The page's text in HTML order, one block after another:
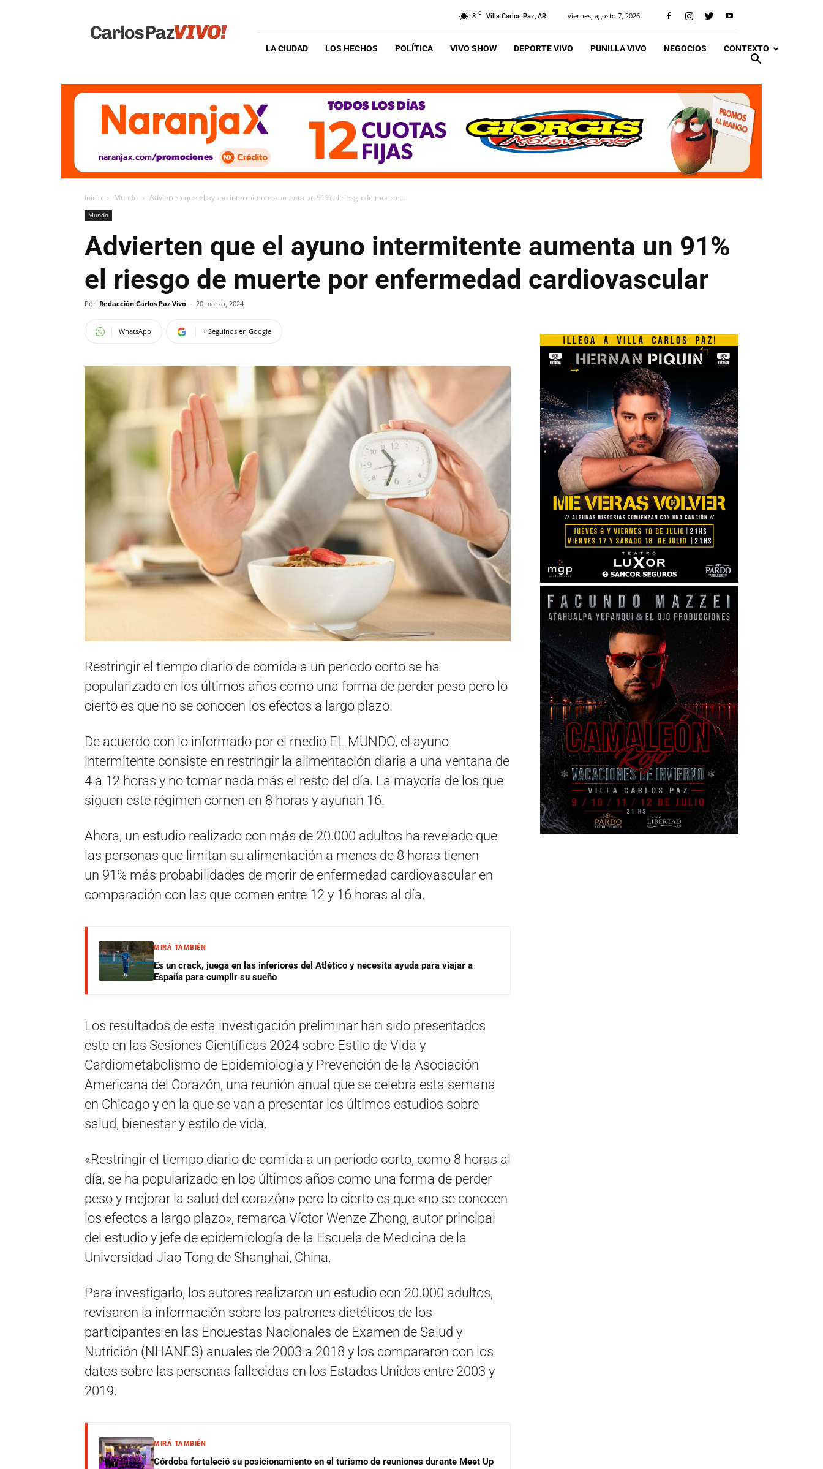
Vivo
8 C Villa Carlos Paz, AR viernes, agosto 7, 2026
LA CIUDAD LOS HECHOS POLÍTICA VIVO SHOW DEPORTE VIVO PUNILLA VIVO NEGOCIOS CONTEXTO
Inicio Mundo Advierten que el ayuno intermitente aumenta un 91% el riesgo de muerte...
Mundo
Advierten que el ayuno intermitente aumenta un 91%
el riesgo de muerte por enfermedad cardiovascular
Por Redacción Carlos Paz Vivo - 20 marzo, 2024
WhatsApp + Seguinos en Google
Restringir el tiempo diario de comida a un periodo corto se ha
popularizado en los últimos años como una forma de perder peso pero lo
cierto es que no se conocen los efectos a largo plazo.
De acuerdo con lo informado por el medio EL MUNDO, el ayuno
intermitente consiste en restringir la alimentación diaria a una ventana de
4 a 12 horas y no tomar nada más el resto del día. La mayoría de los que
siguen este régimen comen en 8 horas y ayunan 16.
Ahora, un estudio realizado con más de 20.000 adultos ha revelado que
las personas que limitan su alimentación a menos de 8 horas tienen
un 91% más probabilidades de morir de enfermedad cardiovascular en
comparación con las que comen entre 12 y 16 horas al día.
MIRÁ TAMBIÉN
Es un crack, juega en las inferiores del Atlético y necesita ayuda para viajar a
España para cumplir su sueño
Los resultados de esta investigación preliminar han sido presentados
este en las Sesiones Científicas 2024 sobre Estilo de Vida y
Cardiometabolismo de Epidemiología y Prevención de la Asociación
Americana del Corazón, una reunión anual que se celebra esta semana
en Chicago y en la que se van a presentar los últimos estudios sobre
salud, bienestar y estilo de vida.
«Restringir el tiempo diario de comida a un periodo corto, como 8 horas al
día, se ha popularizado en los últimos años como una forma de perder
peso y mejorar la salud del corazón» pero lo cierto es que «no se conocen
los efectos a largo plazo», remarca Víctor Wenze Zhong, autor principal
del estudio y jefe de epidemiología de la Escuela de Medicina de la
Universidad Jiao Tong de Shanghai, China.
Para investigarlo, los autores realizaron un estudio con 20.000 adultos,
revisaron la información sobre los patrones dietéticos de los
participantes en las Encuestas Nacionales de Examen de Salud y
Nutrición (NHANES) anuales de 2003 a 2018 y los compararon con los
datos sobre las personas fallecidas en los Estados Unidos entre 2003 y
2019.
MIRÁ TAMBIÉN
Córdoba fortaleció su posicionamiento en el turismo de reuniones durante Meet Up